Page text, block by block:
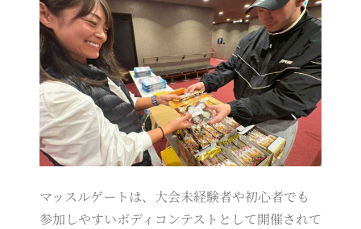
マッスルゲートは、大会未経験者や初心者でも
参加しやすいボディコンテストとして開催されて